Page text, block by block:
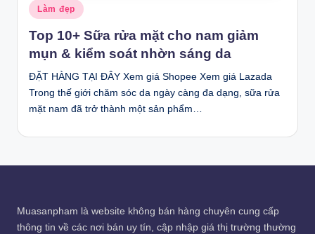
Posted
in
Làm đẹp
Top 10+ Sữa rửa mặt cho nam giảm
mụn & kiểm soát nhờn sáng da
ĐẶT HÀNG TẠI ĐÂY Xem giá Shopee Xem giá Lazada
Trong thế giới chăm sóc da ngày càng đa dạng, sữa rửa
mặt nam đã trở thành một sản phẩm…
Muasanpham là website không bán hàng chuyên cung cấp
thông tin về các nơi bán uy tín, cập nhập giá thị trường thường